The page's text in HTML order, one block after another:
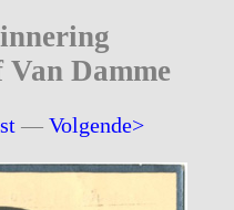
Damme
—Volgende>